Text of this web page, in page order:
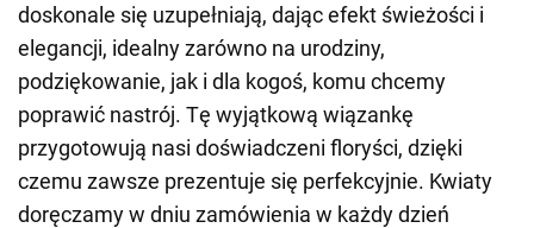
doskonale się uzupełniają, dając efekt świeżości i
elegancji, idealny zarówno na urodziny,
podziękowanie, jak i dla kogoś, komu chcemy
poprawić nastrój. Tę wyjątkową wiązankę
przygotowują nasi doświadczeni floryści, dzięki
czemu zawsze prezentuje się perfekcyjnie. Kwiaty
doręczamy w dniu zamówienia w każdy dzień